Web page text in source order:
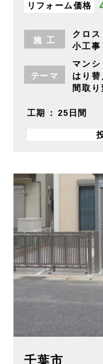
リフォーム価格
施工
クロス
小工事
テーマ
マンシ
はり替
間取
工期 25日間
千葉市